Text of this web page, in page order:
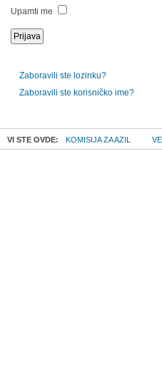
Upamti me
Zaboravili ste lozinku?
Zaboravili ste korisničko ime?
VI STE OVDE: KOMISIJA ZA AZIL